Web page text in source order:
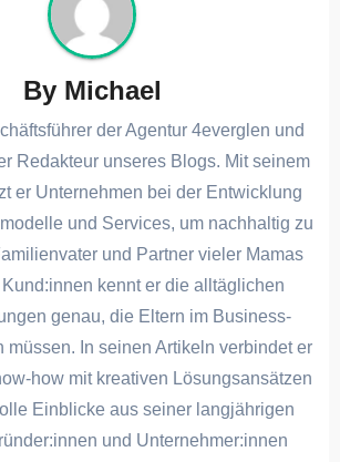
By Michael
der Agentur 4everglen und
Redakteur unseres Blogs. Mit seinem
er Unternehmen bei der Entwicklung
und Services, um nachhaltig zu
und Partner vieler Mamas
kennt er die alltäglichen
genau, die Eltern im Business-
müssen. In seinen Artikeln verbindet er
how mit kreativen Lösungsansätzen
Einblicke aus seiner langjährigen
und Unternehmer:innen